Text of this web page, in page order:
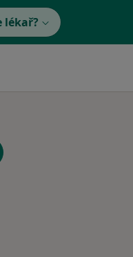
lékař?